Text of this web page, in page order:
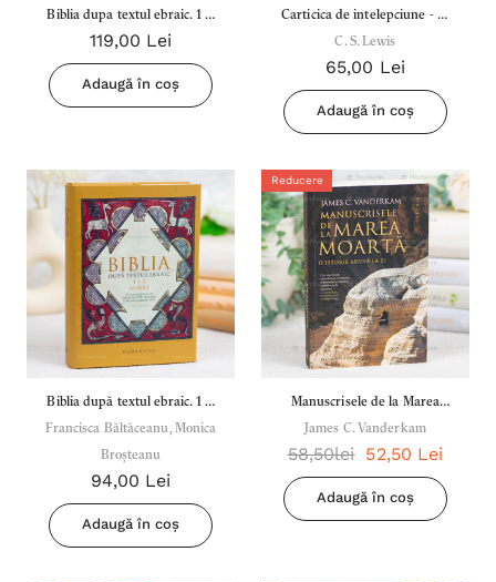
Biblia dupa textul ebraic. 1 si
2 Regi
119,00 Lei
Adaugă în coș
Carticica de intelepciune - C.
S. Lewis
C. S. Lewis
65,00 Lei
Adaugă în coș
Biblia după textul ebraic. 1 și
2 Samuel
Francisca Băltăceanu, Monica
Broșteanu
94,00 Lei
Adaugă în coș
Reducere
Manuscrisele de la Marea
Moartă - James C.
Vanderkam
James C. Vanderkam
58,50lei 52,50 Lei
Adaugă în coș